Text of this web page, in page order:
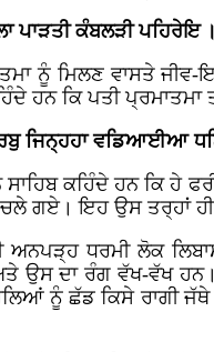
ਪਾੜਤੀ ਕੰਬਲੜੀ
ਨੂੰ ਮਿਲਣ ਵਾਸਤੇ ਜੀਵ-
ਹਨ ਕਿ ਪਤੀ
ਜਿਨ੍ਹਹਾ ਵਡਿਆਈਆ
ਕਹਿੰਦੇ ਹਨ ਕਿ ਹੇ
ਗਏ। ਇਹ ਉਸ ਤਰ੍ਹਾਂ
ਧਰਮੀ ਲੋਕ
ਉਸ ਦਾ ਰੰਗ ਵੱਖ-ਵੱਖ
ਨੂੰ ਛੱਡ ਕਿਸੇ ਰਾਗੀ